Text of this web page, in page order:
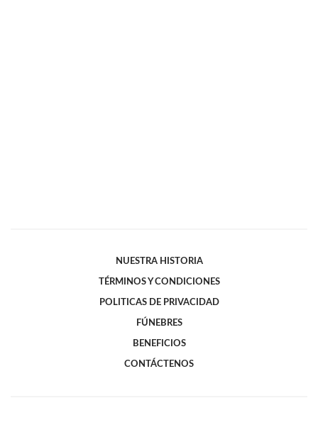
NUESTRA HISTORIA
TÉRMINOS Y CONDICIONES
POLITICAS DE PRIVACIDAD
FÚNEBRES
BENEFICIOS
CONTÁCTENOS